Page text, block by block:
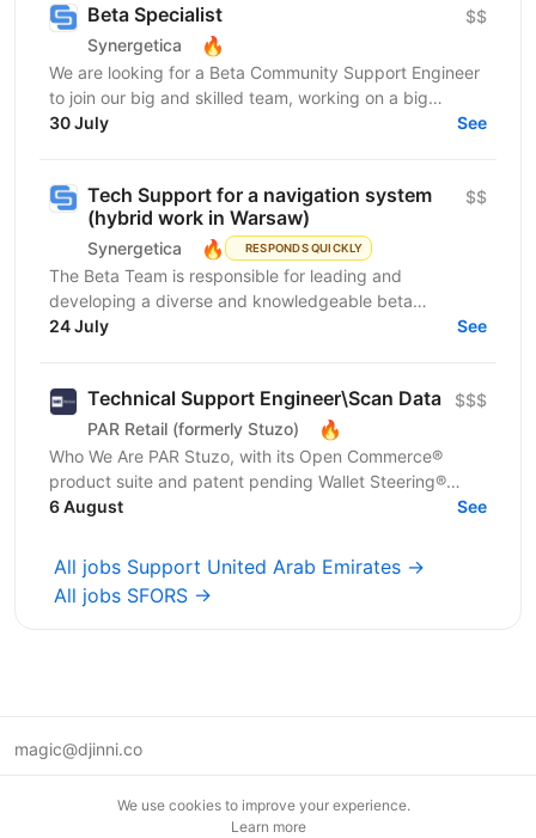
Beta Specialist
Synergetica 🔥
$$
We are looking for a Beta Community Support Engineer
to join our big and skilled team, working on a big
navigation system. The navigational app works on...
30 July See
Tech Support for a navigation system
(hybrid work in Warsaw)
Synergetica 🔥 RESPONDS QUICKLY
$$
The Beta Team is responsible for leading and
developing a diverse and knowledgeable beta
community to test and provide quality feedback on
24 July See
Technical Support Engineer\Scan Data
PAR Retail (formerly Stuzo) 🔥
$$$
Who We Are PAR Stuzo, with its Open Commerce®
product suite and patent pending Wallet Steering®
System, empowers Convenience & Fuel Retailers to
6 August See
All jobs Support United Arab Emirates →
All jobs SFORS →
magic@djinni.co
We use cookies to improve your experience.
Learn more